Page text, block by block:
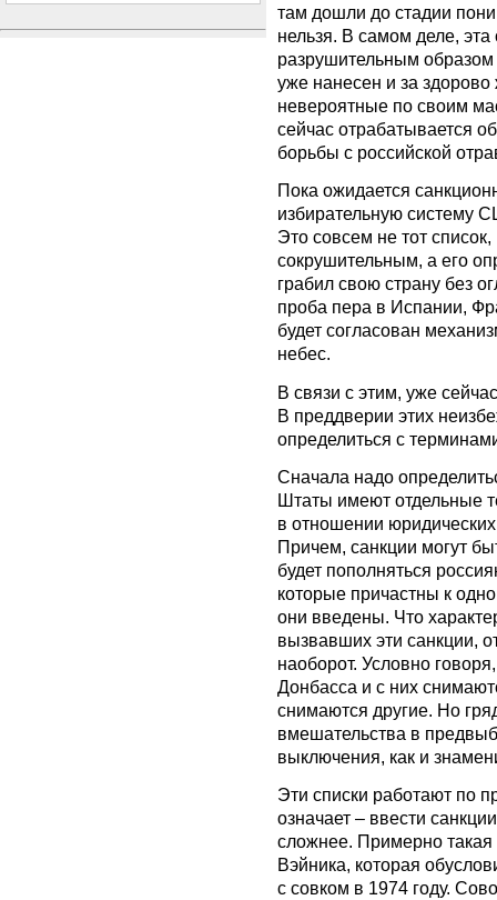
там дошли до стадии
нельзя. В самом деле, эта
разрушительным
уже нанесен и за
невероятные по своим
сейчас отрабатывается
борьбы с российской
Пока ожидается
избирательную систему
Это совсем не тот
сокрушительным, а его
грабил свою страну без
проба пера в Испании,
будет согласован
небес.
В связи с этим, уже
В преддверии этих
определиться с
Сначала надо
Штаты имеют отдельные
в отношении
Причем, санкции могут
будет пополняться
которые причастны к
они введены. Что
вызвавших эти санкции,
наоборот. Условно
Донбасса и с них
снимаются другие. Но
вмешательства в
выключения, как и
Эти списки работают по
означает – ввести
сложнее. Примерно
Вэйника, которая
с совком в 1974 году.